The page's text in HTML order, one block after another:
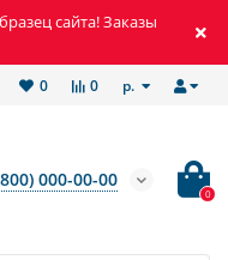
сайта! Заказы
р.
0
0
000-00-00
0